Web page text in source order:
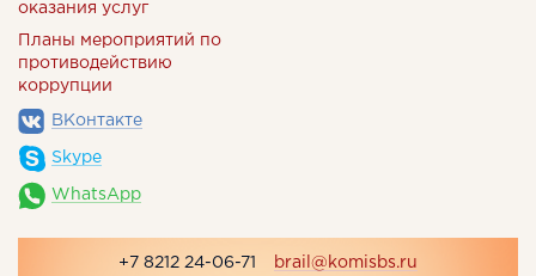
оказания услуг
Планы мероприятий по
противодействию
коррупции
ВКонтакте
Skype
WhatsApp
+7 8212 24-06-71 brail@komisbs.ru